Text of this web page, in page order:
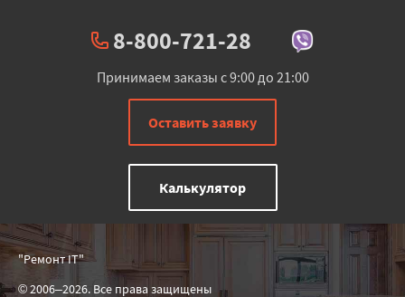
8-800-721-28
Принимаем заказы с 9:00 до 21:00
Оставить заявку
Калькулятор
"Ремонт IT"
© 2006–2026. Все права защищены